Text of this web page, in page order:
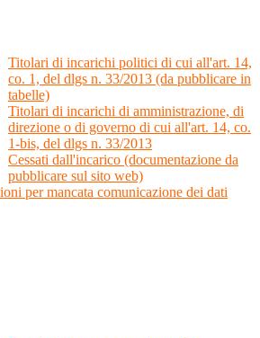
Titolari di incarichi politici di cui all'art. 14,
co. 1, del dlgs n. 33/2013 (da pubblicare in
tabelle)
Titolari di incarichi di amministrazione, di
direzione o di governo di cui all'art. 14, co.
1-bis, del dlgs n. 33/2013
Cessati dall'incarico (documentazione da
pubblicare sul sito web)
per mancata comunicazione dei dati